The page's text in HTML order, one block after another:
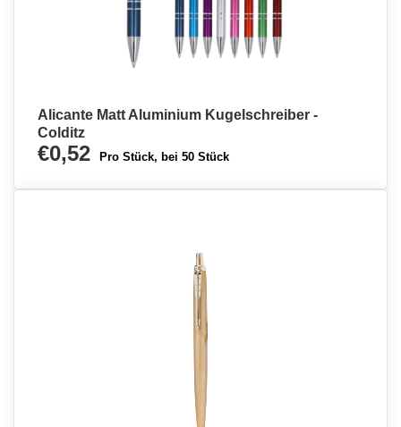
Alicante Matt Aluminium Kugelschreiber -
Colditz
€0,52 Pro Stück, bei 50 Stück